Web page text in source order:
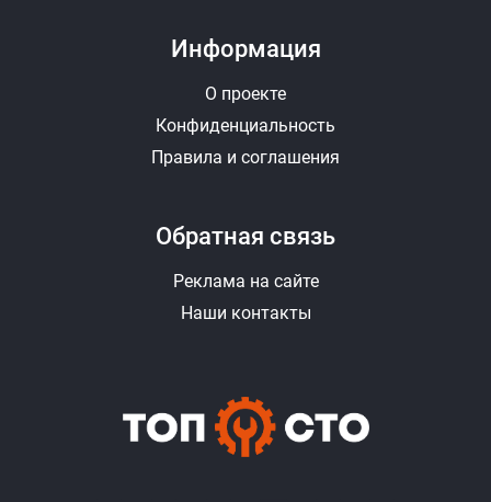
Информация
О проекте
Конфиденциальность
Правила и соглашения
Обратная связь
Реклама на сайте
Наши контакты